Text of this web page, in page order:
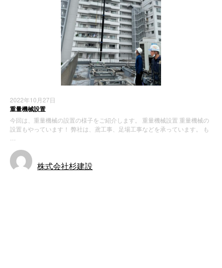
2022年10月27日
重量機械設置
今回は、重量機械の設置の様子をご紹介します。 重量機械設置 重量機械の
設置もやっています！ 弊社は、鳶工事、足場工事などを承っています。 も
株式会社杉建設